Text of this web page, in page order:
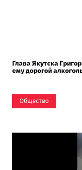
Глава Якутска
ему дорогой
Общество